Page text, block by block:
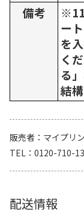
備考
ー
を
く
る
結構
販売者
マイプリ
TEL
0120-710-
配送情報